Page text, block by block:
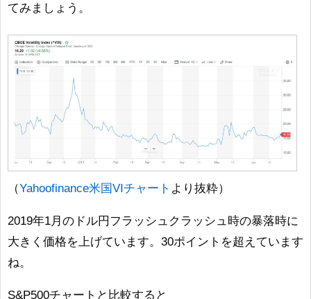
てみましょう。
（Yahoofinance米国VIチャート より抜粋）
2019年1月のドル円フラッシュクラッシュ時の暴落時に
大きく価格を上げています。30ポイントを超えています
ね。
S&P500チャートと比較すると